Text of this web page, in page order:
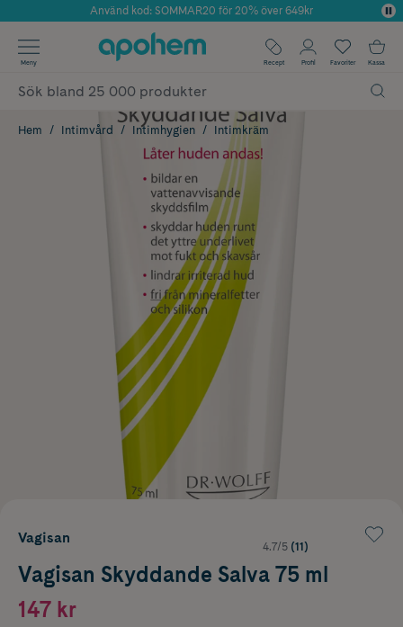
Årets Butik 2025 inom Skönhet
Använd kod: SOMMAR20 för 20% över 649kr
✓ Fri frakt
✓ Poäng på alla köp*
Meny Recept Profil Favoriter Kassa
Hem Intimvård Intimhygien Intimkräm
Vagisan
4.7/5 (11)
Vagisan Skyddande Salva 75 ml
147 kr